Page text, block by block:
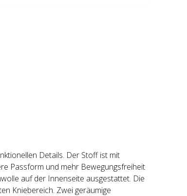
Details. Der Stoff ist mit
Passform und mehr Bewegungsfreiheit
auf der Innenseite ausgestattet. Die
Kniebereich. Zwei geräumige